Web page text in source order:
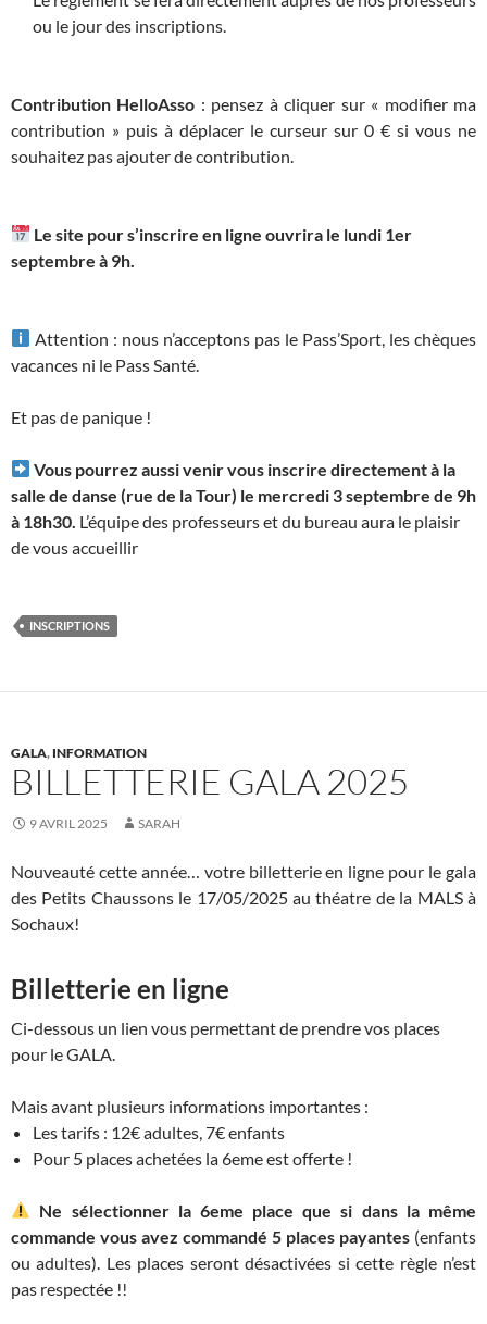
ou le jour des inscriptions.
Contribution HelloAsso : pensez à cliquer sur « modifier ma
contribution » puis à déplacer le curseur sur 0 € si vous ne
souhaitez pas ajouter de contribution.
Le site pour s’inscrire en ligne ouvrira le lundi 1er
septembre à 9h.
Attention : nous n’acceptons pas le Pass’Sport, les chèques
vacances ni le Pass Santé.
Et pas de panique !
Vous pourrez aussi venir vous inscrire directement à la
salle de danse (rue de la Tour) le mercredi 3 septembre de 9h
à 18h30. L’équipe des professeurs et du bureau aura le plaisir
de vous accueillir
INSCRIPTIONS
GALA, INFORMATION
BILLETTERIE GALA 2025
9 AVRIL 2025 SARAH
Nouveauté cette année… votre billetterie en ligne pour le gala
des Petits Chaussons le 17/05/2025 au théatre de la MALS à
Sochaux!
Billetterie en ligne
Ci-dessous un lien vous permettant de prendre vos places
pour le GALA.
Mais avant plusieurs informations importantes :
Les tarifs : 12€ adultes, 7€ enfants
Pour 5 places achetées la 6eme est offerte !
Ne sélectionner la 6eme place que si dans la même
commande vous avez commandé 5 places payantes (enfants
ou adultes). Les places seront désactivées si cette règle n’est
pas respectée !!